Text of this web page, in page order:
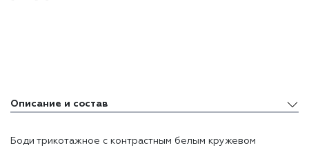
Описание и состав
Доставка и оплата
Боди трикотажное с контрастным белым кружевом